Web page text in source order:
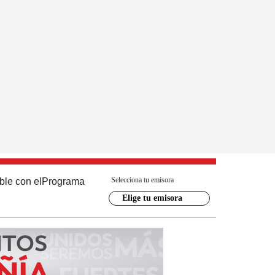
con el Programa Selecciona tu emisora
Elige tu emisora